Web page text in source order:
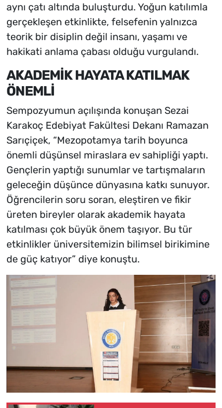
aynı çatı altında buluşturdu. Yoğun katılımla
gerçekleşen etkinlikte, felsefenin yalnızca
teorik bir disiplin değil insanı, yaşamı ve
hakikati anlama çabası olduğu vurgulandı.
AKADEMİK HAYATA KATILMAK
ÖNEMLİ
Sempozyumun açılışında konuşan Sezai
Karakoç Edebiyat Fakültesi Dekanı Ramazan
Sarıçiçek, “Mezopotamya tarih boyunca
önemli düşünsel miraslara ev sahipliği yaptı.
Gençlerin yaptığı sunumlar ve tartışmaların
geleceğin düşünce dünyasına katkı sunuyor.
Öğrencilerin soru soran, eleştiren ve fikir
üreten bireyler olarak akademik hayata
katılması çok büyük önem taşıyor. Bu tür
etkinlikler üniversitemizin bilimsel birikimine
de güç katıyor” diye konuştu.